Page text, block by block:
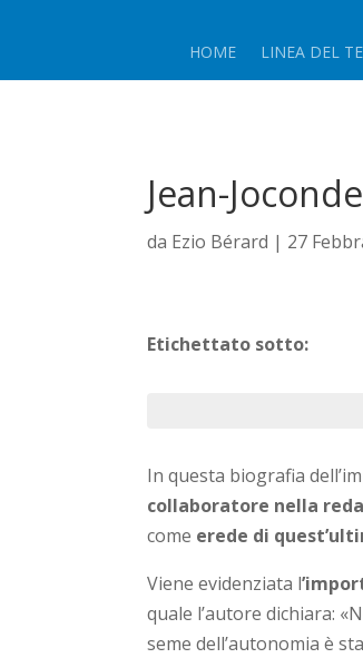
HOME LINEA DEL
Jean-
da Ezio Bérard | 27
Etichettato sotto:
In questa biografia
collaboratore nella
come erede di
Viene evidenziata l
quale l’autore dichiara:
seme dell’autonomia è